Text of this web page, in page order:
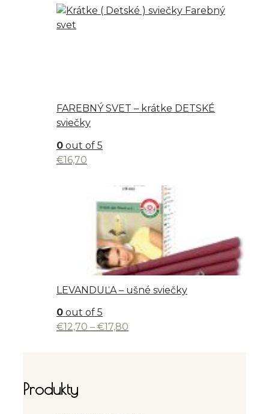
€12,70
FAREBNÝ SVET – krátke DETSKÉ
sviečky
0 out of 5
€16,70
LEVANDUĽA – ušné sviečky
0 out of 5
€12,70 – €17,80
Produkty